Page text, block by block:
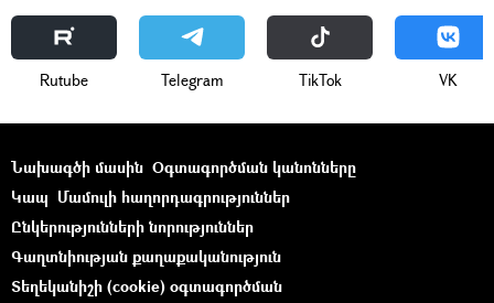
Rutube Telegram ТikТоk VK
Նախագծի մասին Օգտագործման կանոնները
Կապ Մամուլի հաղորդագրություններ
Ընկերությունների նորություններ
Գաղտնիության քաղաքականություն
Տեղեկանիշի (cookie) օգտագործման